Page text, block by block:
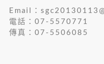
Email：
電話：07-5570771
傳真：07-5506085